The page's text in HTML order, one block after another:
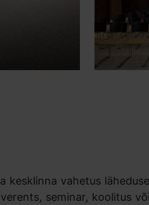
kesklinna vahetus
seminar, koolitus